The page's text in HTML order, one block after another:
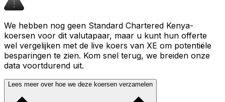
We hebben nog geen Standard Chartered Kenya-
koersen voor dit valutapaar, maar u kunt hun offerte
wel vergelijken met de live koers van XE om potentiële
besparingen te zien. Kom snel terug, we breiden onze
data voortdurend uit.
Lees meer over hoe we deze koersen verzamelen